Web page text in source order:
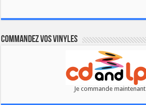
Commandez vos vinyles
Je commande maintenant